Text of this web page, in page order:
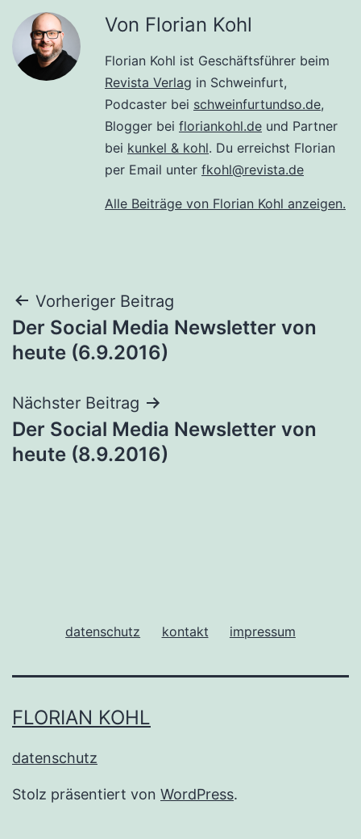
Von Florian Kohl
Florian Kohl ist Geschäftsführer beim
Revista Verlag in Schweinfurt,
Podcaster bei schweinfurtundso.de,
Blogger bei floriankohl.de und Partner
bei kunkel & kohl. Du erreichst Florian
per Email unter fkohl@revista.de
Alle Beiträge von Florian Kohl anzeigen.
Beitragsnavigation
Vorheriger Beitrag
Der Social Media Newsletter von
heute (6.9.2016)
Nächster Beitrag
Der Social Media Newsletter von
heute (8.9.2016)
datenschutz kontakt impressum
FLORIAN KOHL
datenschutz
Stolz präsentiert von WordPress.